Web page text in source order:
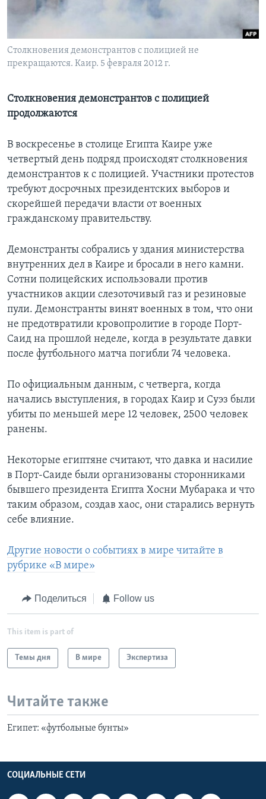
Learning English
СОЦИАЛЬНЫЕ СЕТИ
Языки
Столкновения демонстрантов с полицией не
прекращаются. Каир. 5 февраля 2012 г.
Столкновения демонстрантов с полицией
продолжаются
В воскресенье в столице Египта Каире уже
четвертый день подряд происходят столкновения
демонстрантов к с полицией. Участники протестов
требуют досрочных президентских выборов и
скорейшей передачи власти от военных
гражданскому правительству.
Демонстранты собрались у здания министерства
внутренних дел в Каире и бросали в него камни.
Сотни полицейских использовали против
участников акции слезоточивый газ и резиновые
пули. Демонстранты винят военных в том, что они
не предотвратили кровопролитие в городе Порт-
Саид на прошлой неделе, когда в результате давки
после футбольного матча погибли 74 человека.
По официальным данным, с четверга, когда
начались выступления, в городах Каир и Суэз были
убиты по меньшей мере 12 человек, 2500 человек
ранены.
Некоторые египтяне считают, что давка и насилие
в Порт-Саиде были организованы сторонниками
бывшего президента Египта Хосни Мубарака и что
таким образом, создав хаос, они старались вернуть
себе влияние.
Другие новости о событиях в мире читайте в
рубрике «В мире»
Поделиться Follow us
This item is part of
Темы дня В мире Экспертиза
Читайте также
Египет: «футбольные бунты»
СОЦИАЛЬНЫЕ СЕТИ